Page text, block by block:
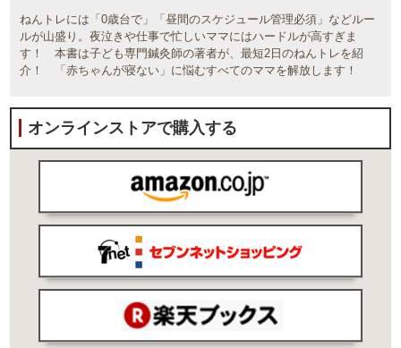
ねんトレには「0歳台で」「昼間のスケジュール管理必須」などルー
ルが山盛り。夜泣きや仕事で忙しいママにはハードルが高すぎま
す！ 本書は子ども専門鍼灸師の著者が、最短2日のねんトレを紹
介！ 「赤ちゃんが寝ない」に悩むすべてのママを解放します！
オンラインストアで購入する